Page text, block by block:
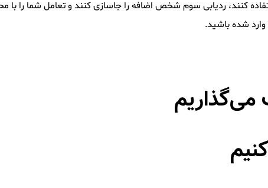
کنند، ردیابی سوم شخص اضافه را جاسازی کنند و تعامل شما را با
شده باشید.
می‌گذاریم